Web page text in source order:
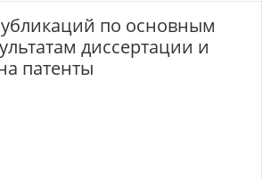
по основным
диссертации и
патенты